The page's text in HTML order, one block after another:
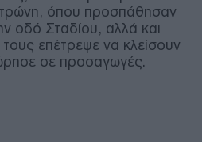
όπου προσπάθησαν
οδό Σταδίου, αλλά και
επέτρεψε να κλείσουν
σε προσαγωγές.